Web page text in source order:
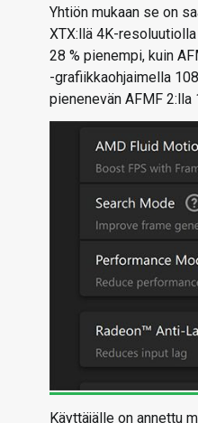
Yhtiön mukaan se on
XTX:llä 4K-
28 % pienempi, kuin
-grafiikkaohjaimella
pienenevän AFMF 2:lla
Käyttäjälle on annettu